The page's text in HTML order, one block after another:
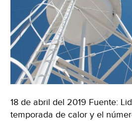
18 de abril del 2019 Fuente:
temporada de calor y el